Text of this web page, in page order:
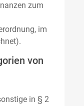
zum
im
von
in § 2